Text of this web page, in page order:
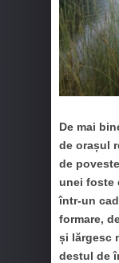
De mai
de orașul
de
unei foste
într-un
formare,
și lărgesc
destul de